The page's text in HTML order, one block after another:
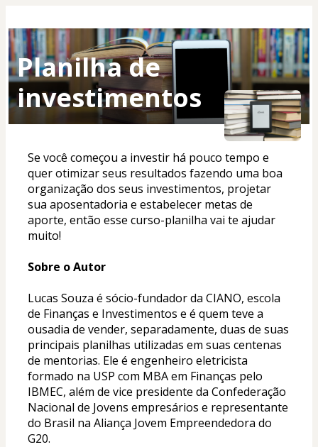
Planilha de
investimentos
Se você começou a investir há pouco tempo e
quer otimizar seus resultados fazendo uma boa
organização dos seus investimentos, projetar
sua aposentadoria e estabelecer metas de
aporte, então esse curso-planilha vai te ajudar
muito!
Sobre o Autor
Lucas Souza é sócio-fundador da CIANO, escola
de Finanças e Investimentos e é quem teve a
ousadia de vender, separadamente, duas de suas
principais planilhas utilizadas em suas centenas
de mentorias. Ele é engenheiro eletricista
formado na USP com MBA em Finanças pelo
IBMEC, além de vice presidente da Confederação
Nacional de Jovens empresários e representante
do Brasil na Aliança Jovem Empreendedora do
G20.